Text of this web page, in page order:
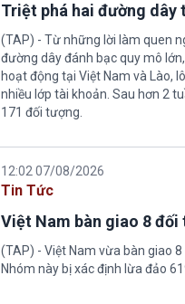
Triệt phá hai đường dây
(TAP) - Từ những lời làm quen
đường dây đánh bạc quy mô
hoạt động tại Việt Nam và Lào,
nhiều lớp tài khoản. Sau hơn 2
171 đối tượng.
12:02 07/08/2026
Tin Tức
Việt Nam bàn giao 8
(TAP) - Việt Nam vừa bàn giao
Nhóm này bị xác định lừa đảo